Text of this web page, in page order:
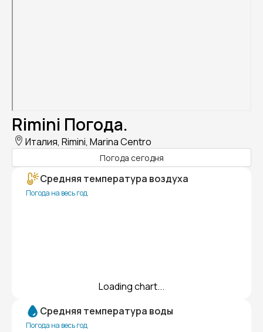
Rimini Погода.
Италия, Rimini, Marina Centro
Погода сегодня
Средняя температура воздуха
Погода на весь год
Loading chart...
Средняя температура воды
Погода на весь год